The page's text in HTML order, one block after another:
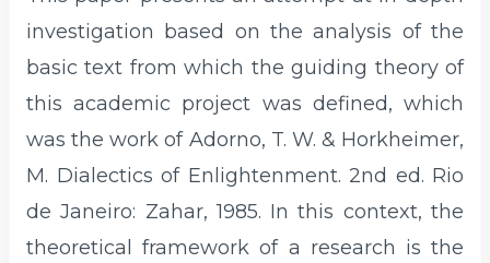
investigation based on the analysis of the
basic text from which the guiding theory of
this academic project was defined, which
was the work of Adorno, T. W. & Horkheimer,
M. Dialectics of Enlightenment. 2nd ed. Rio
de Janeiro: Zahar, 1985. In this context, the
theoretical framework of a research is the